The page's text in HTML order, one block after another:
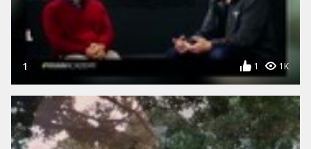
1 1 1K